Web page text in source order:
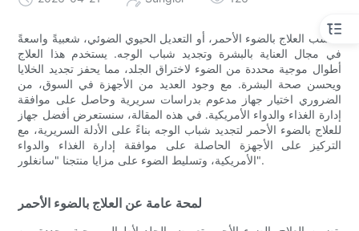
اكتسب العلاج بالضوء الأحمر، أو التعديل الحيوي الضوئي، شعبيةً واسعةً
في مجال العناية بالبشرة وتجديد شباب الوجه. يستخدم هذا العلاج
أطوال موجية محددة من الضوء لاختراق الجلد، مما يحفز تجديد الخلايا
ويحسن صحة البشرة. مع وجود العديد من الأجهزة في السوق، من
الضروري اختيار جهاز مدعوم بدراسات سريرية وحاصل على موافقة
إدارة الغذاء والدواء الأمريكية. في هذه المقالة، سنستعرض أفضل جهاز
للعلاج بالضوء الأحمر لتجديد شباب الوجه بناءً على الأدلة السريرية، مع
التركيز على الأجهزة الحاصلة على موافقة إدارة الغذاء والدواء
الأمريكية، وتسليط الضوء على مزايا منتجنا "سانغلور".
لمحة عامة عن العلاج بالضوء الأحمر